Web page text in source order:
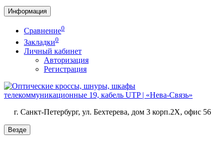
Информация
Сравнение0
Закладки0
Личный кабинет
Авторизация
Регистрация
г. Санкт-Петербург, ул. Бехтерева, дом 3 корп.2X, офис 56
Везде